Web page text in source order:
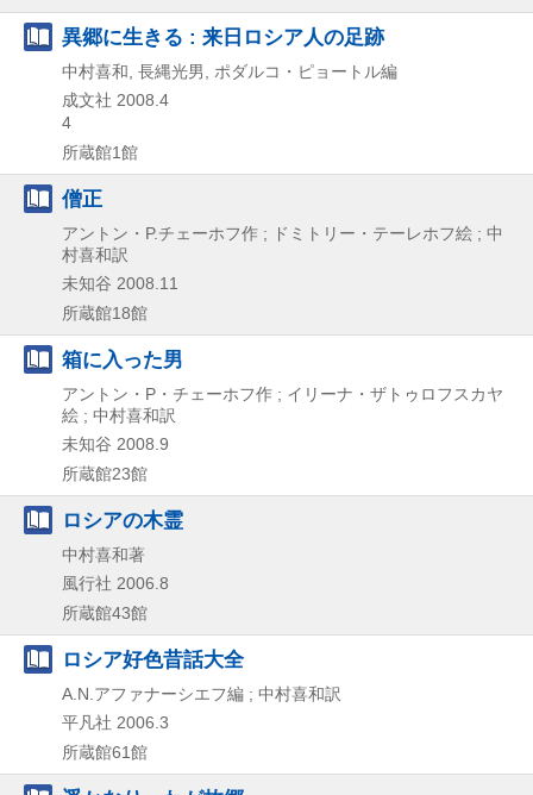
異郷に生きる : 来日ロシア人の足跡
中村喜和, 長縄光男, ポダルコ・ピョートル編
成文社 2008.4
4
所蔵館1館
僧正
アントン・P.チェーホフ作 ; ドミトリー・テーレホフ絵 ; 中
村喜和訳
未知谷 2008.11
所蔵館18館
箱に入った男
アントン・P・チェーホフ作 ; イリーナ・ザトゥロフスカヤ
絵 ; 中村喜和訳
未知谷 2008.9
所蔵館23館
ロシアの木霊
中村喜和著
風行社 2006.8
所蔵館43館
ロシア好色昔話大全
A.N.アファナーシエフ編 ; 中村喜和訳
平凡社 2006.3
所蔵館61館